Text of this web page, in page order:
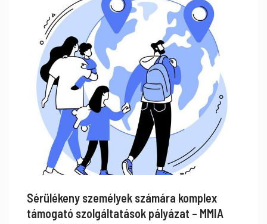
Sérülékeny személyek számára komplex
támogató szolgáltatások pályázat – MMIA